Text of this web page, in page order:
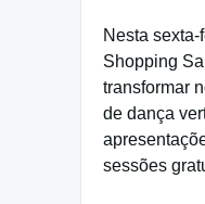
Nesta
Shopping
transformar
de dança
sessões